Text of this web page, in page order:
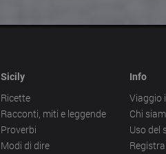
Sicily
Ricette
Racconti, miti e leggende
Proverbi
Modi di dire
Info
Viaggio
Chi
Uso del